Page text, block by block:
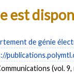
est
de génie
(vol. 9,